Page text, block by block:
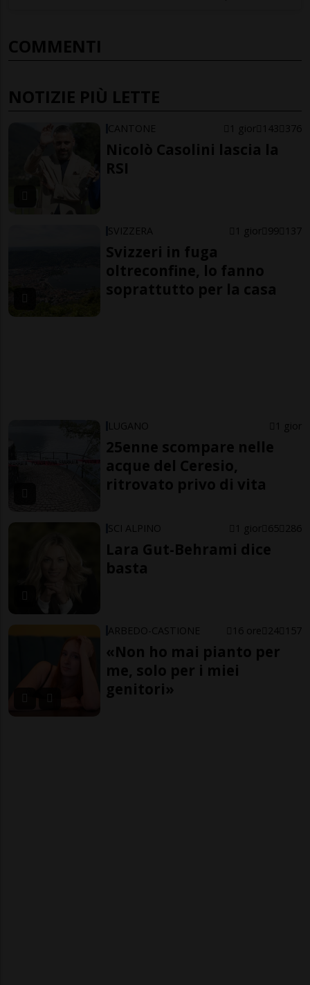
COMMENTI
NOTIZIE PIÙ LETTE
CANTONE 1 gior 143 376
Nicolò Casolini lascia la
RSI
SVIZZERA 1 gior 99 137
Svizzeri in fuga
oltreconfine, lo fanno
soprattutto per la casa
LUGANO 1 gior
25enne scompare nelle
acque del Ceresio,
ritrovato privo di vita
SCI ALPINO 1 gior 65 286
Lara Gut-Behrami dice
basta
ARBEDO-CASTIONE 16 ore 24 157
«Non ho mai pianto per
me, solo per i miei
genitori»